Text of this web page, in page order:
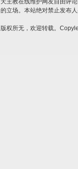
天主教在线维护网友自由评
的立场。本站绝对禁止发布
版权所无，欢迎转载。